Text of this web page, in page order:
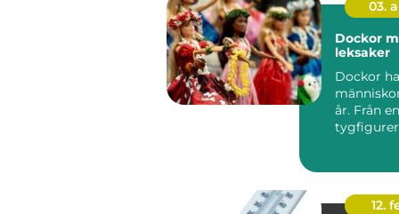
03.
Dockor mer än bara
leksaker
Dockor
år. Från
12.